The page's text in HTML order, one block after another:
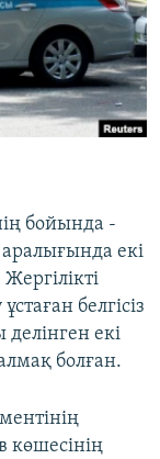
бойында -
екі
белгісіз
екі
болған.
көшесінің